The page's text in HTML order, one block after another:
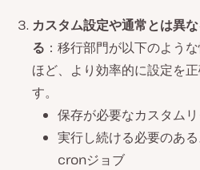
カスタム設定や通常とは異
る ：移行部門が以下のよう
ほど、より効率的に設定を
す。
保存が必要なカスタム
実行し続ける必要のあ
cronジョブ